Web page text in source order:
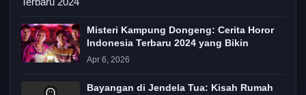
Misteri Kampung Dongeng: Cerita Horor
Indonesia Terbaru 2024 yang Bikin
Apr 6, 2026
Bayangan di Jendela Tua: Kisah Rumah